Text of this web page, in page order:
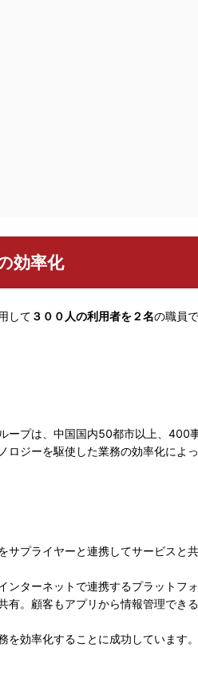
効率化
して ３００人の利用者を２名の職員
ープは、中国国内50都市以上、400
ジーを駆使した業務の効率化によ
サプライヤーと連携してサービスと
ンターネットで連携するプラットフ
。顧客もアプリから情報管理できる
効率化することに成功しています